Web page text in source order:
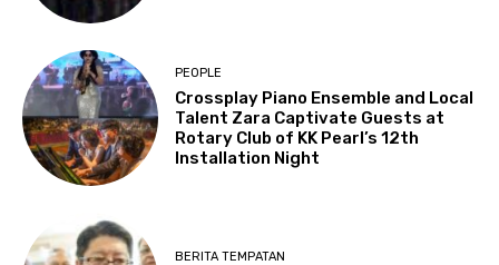
PEOPLE
Crossplay Piano Ensemble and Local
Talent Zara Captivate Guests at
Rotary Club of KK Pearl’s 12th
Installation Night
BERITA TEMPATAN